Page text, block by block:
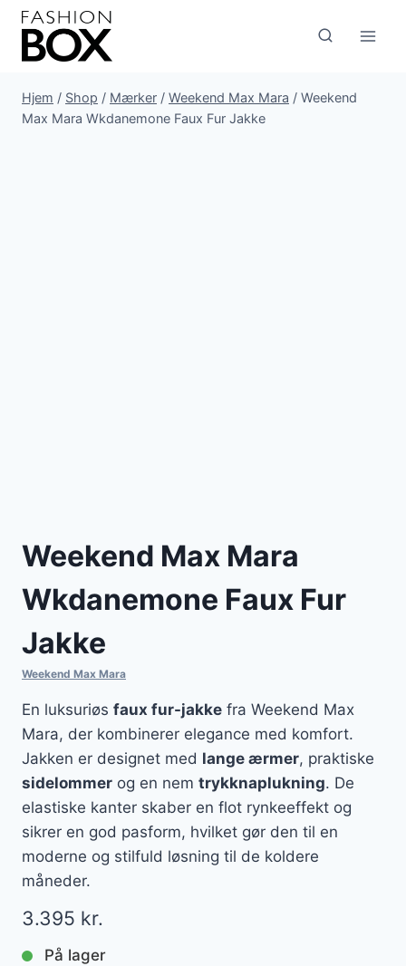
Fortsæt
indhold
Hjem / Shop / Mærker / Weekend Max Mara / Weekend
Max Mara Wkdanemone Faux Fur Jakke
Weekend Max Mara
Wkdanemone Faux Fur
Jakke
Weekend Max Mara
En luksuriøs faux fur-jakke fra Weekend Max
Mara, der kombinerer elegance med komfort.
Jakken er designet med lange ærmer, praktiske
sidelommer og en nem trykknaplukning. De
elastiske kanter skaber en flot rynkeeffekt og
sikrer en god pasform, hvilket gør den til en
moderne og stilfuld løsning til de koldere
måneder.
3.395 kr.
På lager